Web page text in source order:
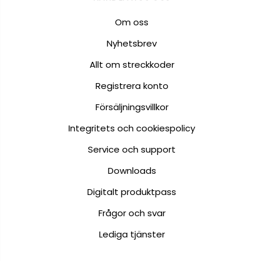
Om oss
Nyhetsbrev
Allt om streckkoder
Registrera konto
Försäljningsvillkor
Integritets och cookiespolicy
Service och support
Downloads
Digitalt produktpass
Frågor och svar
Lediga tjänster